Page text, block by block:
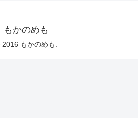
もかのめも
もかのめも.